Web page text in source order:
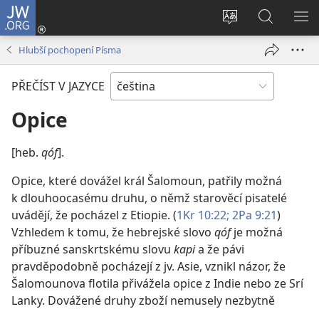
JW.ORG
Změnit
stránek
Přihlásit
se
okno)
Hledat
na
JW.ORG
Hlubší pochopení Písma
PŘEČÍST V JAZYCE
Opice
[heb. qóf].
Opice, které dovážel král Šalomoun, patřily možná
k dlouhoocasému druhu, o němž starověcí pisatelé
uvádějí, že pocházel z Etiopie. (1Kr 10:22; 2Pa 9:21)
Vzhledem k tomu, že hebrejské slovo qófje možná
příbuzné sanskrtskému slovu kapia že pávi
pravděpodobně pocházejí z jv. Asie, vznikl názor, že
Šalomounova flotila přivážela opice z Indie nebo ze Srí
Lanky. Dovážené druhy zboží nemusely nezbytně